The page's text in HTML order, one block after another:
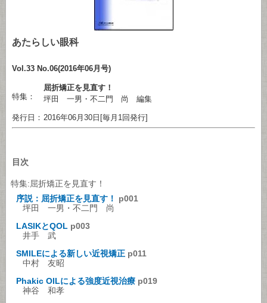
あたらしい眼科
Vol.33 No.06(2016年06月号)
特集：
屈折矯正を見直す！
坪田 一男・不二門 尚 編集
発行日： 2016年06月30日[毎月1回発行]
目次
特集:屈折矯正を見直す！
序説：屈折矯正を見直す！
p001
坪田 一男・不二門 尚
LASIKとQOL p003
井手 武
SMILEによる新しい近視矯正 p011
中村 友昭
Phakic OILによる強度近視治療 p019
神谷 和孝